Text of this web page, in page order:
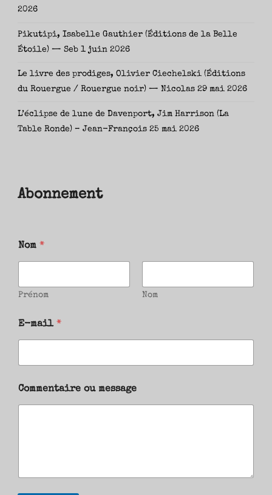
2026
Pikutipi, Isabelle Gauthier (Éditions de la Belle
Étoile) — Seb 1 juin 2026
Le livre des prodiges, Olivier Ciechelski (Éditions
du Rouergue / Rouergue noir) — Nicolas 29 mai 2026
L’éclipse de lune de Davenport, Jim Harrison (La
Table Ronde) – Jean-François 25 mai 2026
Abonnement
Nom *
Prénom Nom
E-mail *
Commentaire ou message